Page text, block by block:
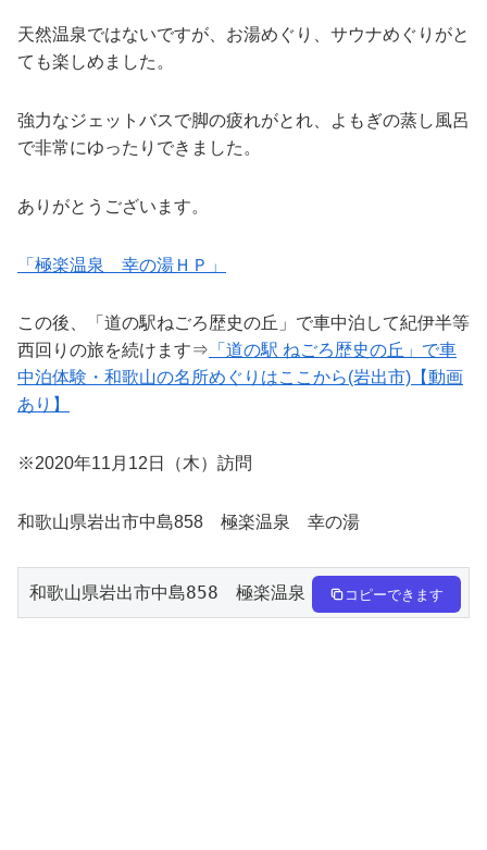
天然温泉ではないですが、お湯めぐり、サウナめぐりがと
ても楽しめました。
強力なジェットバスで脚の疲れがとれ、よもぎの蒸し風呂
で非常にゆったりできました。
ありがとうございます。
「極楽温泉 幸の湯ＨＰ」
この後、「道の駅ねごろ歴史の丘」で車中泊して紀伊半等
西回りの旅を続けます⇒ 「道の駅 ねごろ歴史の丘」で車
中泊体験・和歌山の名所めぐりはここから(岩出市)【動画
あり】
※2020年11月12日（木）訪問
和歌山県岩出市中島858 極楽温泉 幸の湯
和歌山県岩出市中島858　極楽温泉　幸のコピーできます